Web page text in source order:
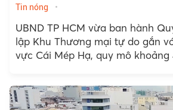
Tin nóng
UBND TP HCM vừa ban hành
lập Khu Thương mại tự do gắn
vực Cái Mép Hạ, quy mô khoảng